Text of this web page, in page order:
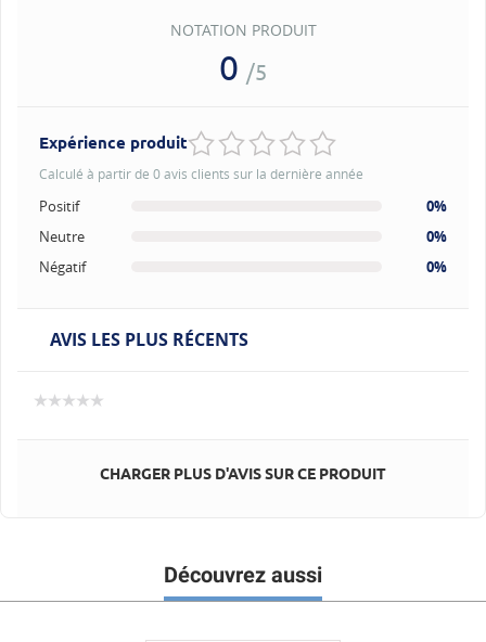
NOTATION PRODUIT
0 /5
Expérience produit
Calculé à partir de 0 avis clients sur la dernière année
Positif
0%
Neutre
0%
Négatif
0%
AVIS LES PLUS RÉCENTS
CHARGER PLUS D'AVIS SUR CE PRODUIT
Découvrez aussi